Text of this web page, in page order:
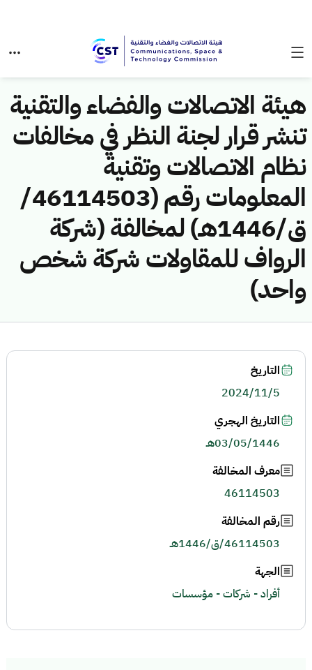
هيئة الاتصالات والفضاء والتقنية
تنشر قرار لجنة النظر في مخالفات
نظام الاتصالات وتقنية
المعلومات رقم (46114503/
ق/1446هـ) لمخالفة (شركة
الرواف للمقاولات شركة شخص
واحد)
التاريخ
2024/11/5
التاريخ الهجري
03/05/1446هـ
معرف المخالفة
46114503
رقم المخالفة
46114503/ق/1446هـ
الجهة
أفراد - شركات - مؤسسات